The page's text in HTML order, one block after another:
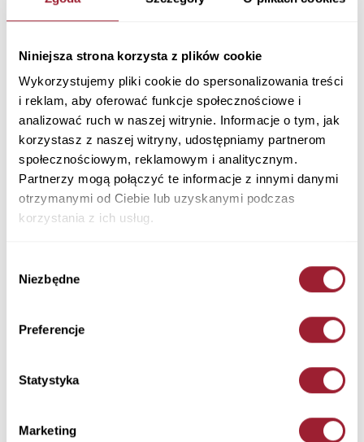
Niniejsza strona korzysta z plików cookie
Wykorzystujemy pliki cookie do spersonalizowania treści
i reklam, aby oferować funkcje społecznościowe i
analizować ruch w naszej witrynie. Informacje o tym, jak
korzystasz z naszej witryny, udostępniamy partnerom
społecznościowym, reklamowym i analitycznym.
Partnerzy mogą połączyć te informacje z innymi danymi
otrzymanymi od Ciebie lub uzyskanymi podczas
korzystania z ich usług.
zgody
Niezbędne
Preferencje
Statystyka
Marketing
T-shirt męski khaki 16091-002 KHAKI
Materiał: 100% Bawełna
16091-002 KHAKI
99,90 PLN
+ Zapytaj o rozmiar
Kolory